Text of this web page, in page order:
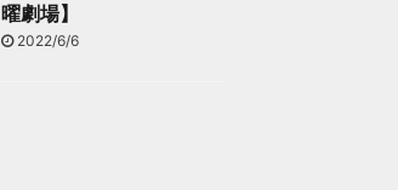
曜劇場】
2022/6/6